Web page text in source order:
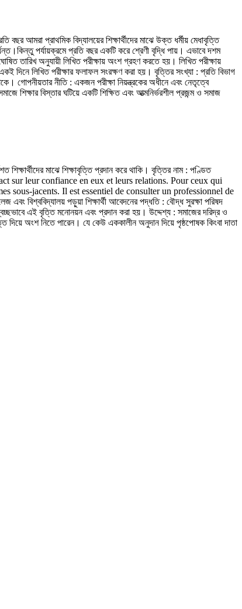
আমরা প্রাথমিক বিদ্যালয়ের শিক্ষার্থীদের মাঝে উক্ত ধর্মীয় মেধাবৃত্তি
পর্যায়ক্রমে প্রতি বছর একটি করে শ্রেণী বৃদ্ধি পায়। এভাবে দশম
তারিখ অনুযায়ী লিখিত পরীক্ষায় অংশ গ্রহণ করতে হয়। লিখিত পরীক্ষায়
দিনে লিখিত পরীক্ষার ফলাফল সংরক্ষণ করা হয়। বৃত্তির সংখ্যা : প্রতি বিভাগ
গোপনীয়তার নীতি : একজন পরীক্ষা নিয়ন্ত্রকের অধীনে এবং নেতৃত্বে
শিক্ষার বিস্তার ঘটিয়ে একটি শিক্ষিত এবং আত্মনির্ভরশীল প্রজন্ম ও সমাজ
মাঝে শিক্ষাবৃত্তি প্রদান করে থাকি। বৃত্তির নাম : পণ্ডিত
sur leur confiance en eux et leurs relations. Pour ceux qui
sous-jacents. Il est essentiel de consulter un professionnel de
পড়ুয়া শিক্ষার্থী আবেদনের পদ্ধতি : বৌদ্ধ সুরক্ষা পরিষদ
এই বৃত্তি মনোনয়ন এবং প্রদান করা হয়। উদ্দেশ্য : সমাজের দরিদ্র ও
দিয়ে অংশ নিতে পারেন। যে কেউ এককালীন অনুদান দিয়ে পৃষ্ঠপোষক কিংবা দাতা